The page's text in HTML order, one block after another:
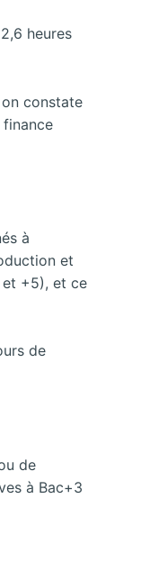
heures
on constate
à
et
et +5), et ce
de
de
à Bac+3